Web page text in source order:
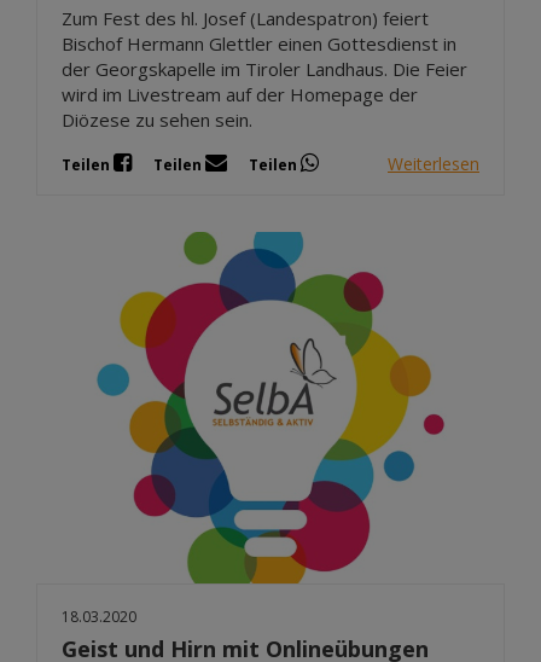
Zum Fest des hl. Josef (Landespatron) feiert
Bischof Hermann Glettler einen Gottesdienst in
der Georgskapelle im Tiroler Landhaus. Die Feier
wird im Livestream auf der Homepage der
Diözese zu sehen sein.
Teilen Teilen Teilen Weiterlesen
18.03.2020
Geist und Hirn mit Onlineübungen